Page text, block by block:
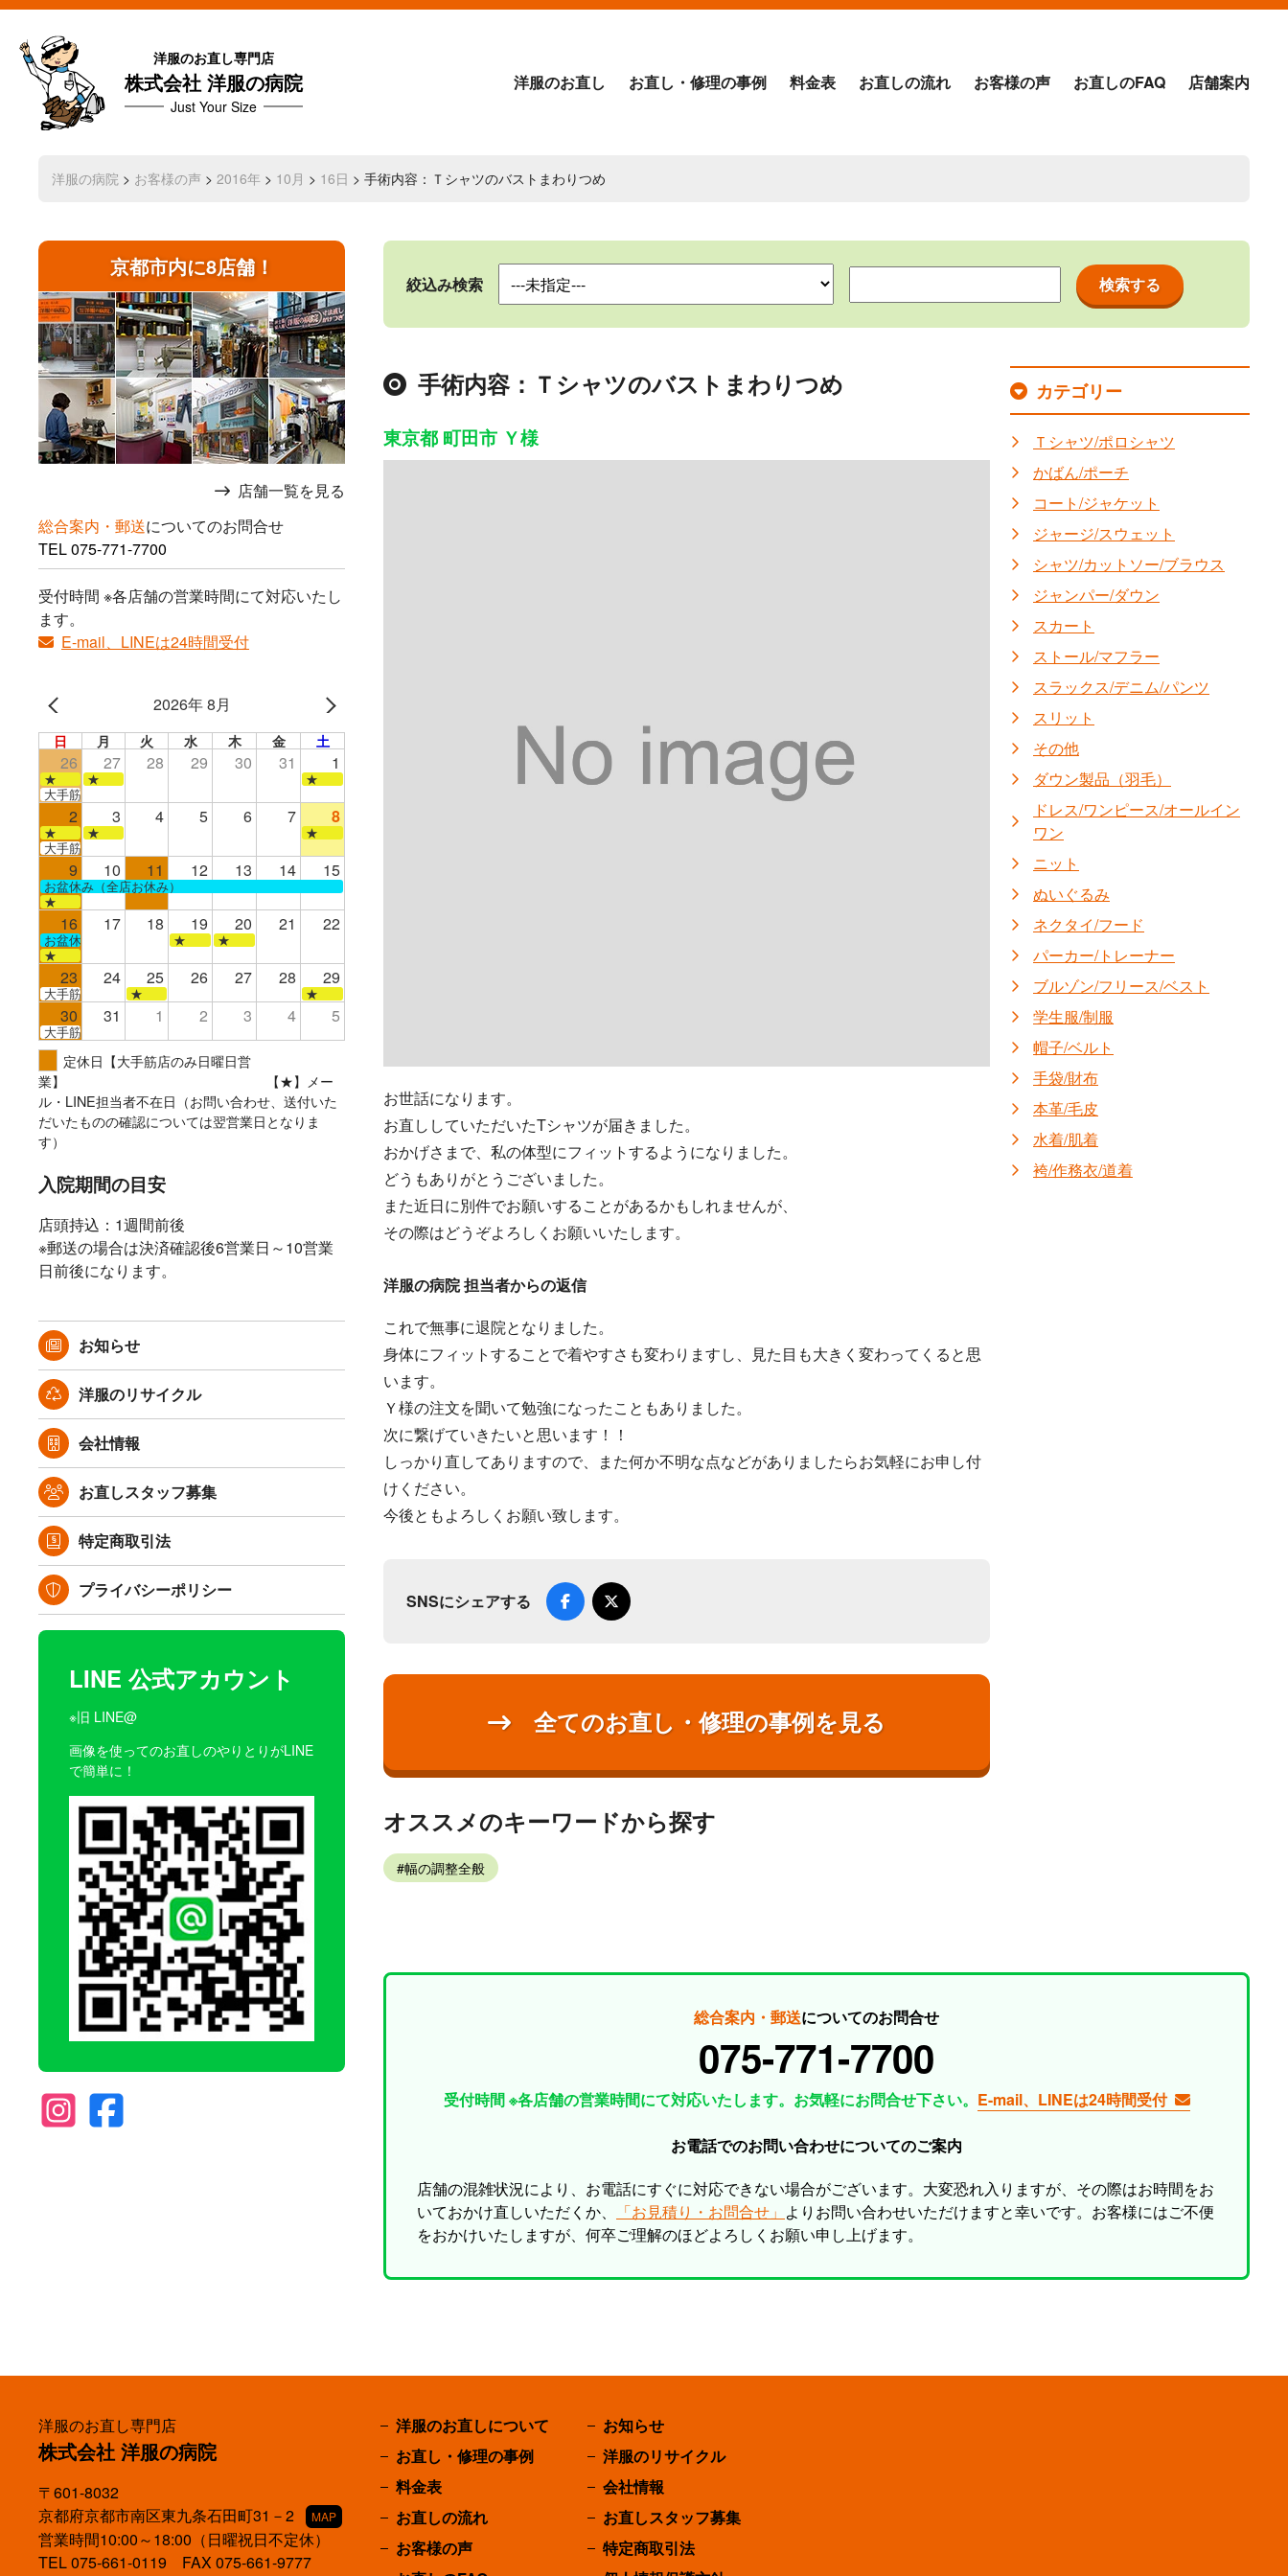
洋服のお直し専門店
株式会社 洋服の病院
Just Your Size
洋服のお直し お直し・修理の事例 料金表 お直しの流れ お客様の声 お直しのFAQ 店舗案内
洋服の病院 > お客様の声 > 2016年 > 10月 > 16日 > 手術内容：Ｔシャツのバストまわりつめ
京都市内に8店舗！
店舗一覧を見る
総合案内・郵送についてのお問合せ
TEL075-771-7700
受付時間 ※各店舗の営業時間にて対応いたし
ます。
E-mail、LINEは24時間受付
2026年 8月
日 月 火 水 木 金 土
26 27 28 29 30 31 1
★ ★
★
大手筋店のみ営業
2 3 4 5 6 7 8
★ ★
★
大手筋
9 10 11 12 13 14 15
お盆休み（全店お休み）
★
16 17 18 19 20 21 22
お盆休み（全店お休み）★
★
★
23 24 25 26 27 28 29
大手筋 ★ ★
30 31 1 2 3 4 5
大手筋
定休日【大手筋店のみ日曜日営
業】 【★】メー
ル・LINE担当者不在日（お問い合わせ、送付いた
だいたものの確認については翌営業日となりま
す）
入院期間の目安
店頭持込：1週間前後
※郵送の場合は決済確認後6営業日～10営業
日前後になります。
お知らせ
洋服のリサイクル
会社情報
お直しスタッフ募集
特定商取引法
プライバシーポリシー
LINE 公式アカウント
※旧 LINE@
画像を使ってのお直しのやりとりがLINE
で簡単に！
絞込み検索
手術内容：Ｔシャツのバストまわりつめ
東京都 町田市 Ｙ様
お世話になります。
お直ししていただいたTシャツが届きました。
おかげさまで、私の体型にフィットするようになりました。
どうもありがとうございました。
また近日に別件でお願いすることがあるかもしれませんが、
その際はどうぞよろしくお願いいたします。
洋服の病院 担当者からの返信
これで無事に退院となりました。
身体にフィットすることで着やすさも変わりますし、見た目も大きく変わってくると思
います。
Ｙ様の注文を聞いて勉強になったこともありました。
次に繋げていきたいと思います！！
しっかり直してありますので、また何か不明な点などがありましたらお気軽にお申し付
けください。
今後ともよろしくお願い致します。
SNSにシェアする
全てのお直し・修理の事例を見る
オススメのキーワードから探す
幅の調整全般
カテゴリー
Ｔシャツ/ポロシャツ
かばん/ポーチ
コート/ジャケット
ジャージ/スウェット
シャツ/カットソー/ブラウス
ジャンパー/ダウン
スカート
ストール/マフラー
スラックス/デニム/パンツ
スリット
その他
ダウン製品（羽毛）
ドレス/ワンピース/オールイン
ワン
ニット
ぬいぐるみ
ネクタイ/フード
パーカー/トレーナー
ブルゾン/フリース/ベスト
学生服/制服
帽子/ベルト
手袋/財布
本革/毛皮
水着/肌着
袴/作務衣/道着
総合案内・郵送についてのお問合せ
075-771-7700
受付時間 ※各店舗の営業時間にて対応いたします。お気軽にお問合せ下さい。 E-mail、LINEは24時間受付
お電話でのお問い合わせについてのご案内
店舗の混雑状況により、お電話にすぐに対応できない場合がございます。大変恐れ入りますが、その際はお時間をお
いておかけ直しいただくか、
「お見積り・お問合せ」 よりお問い合わせいただけますと幸いです。お客様にはご不便
をおかけいたしますが、何卒ご理解のほどよろしくお願い申し上げます。
洋服のお直し専門店
株式会社 洋服の病院
〒601-8032
京都府京都市南区東九条石田町31－2
MAP
営業時間10:00～18:00（日曜祝日不定休）
TEL075-661-0119 FAX 075-661-9777
洋服のお直しについて
お直し・修理の事例
料金表
お直しの流れ
お客様の声
お知らせ
洋服のリサイクル
会社情報
お直しスタッフ募集
特定商取引法